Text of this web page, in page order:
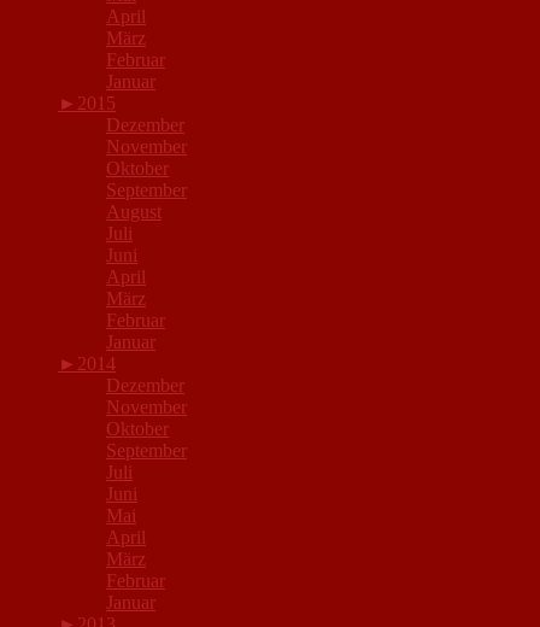
April
März
Februar
Januar
► 2015
Dezember
November
Oktober
September
August
Juli
Juni
April
März
Februar
Januar
► 2014
Dezember
November
Oktober
September
Juli
Juni
Mai
April
März
Februar
Januar